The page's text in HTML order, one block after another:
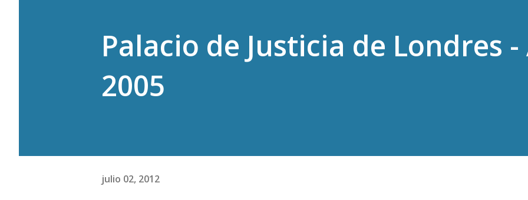
Palacio de Justicia de Londres
2005
julio 02, 2012